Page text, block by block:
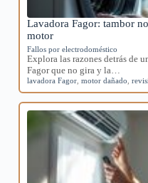
Lavadora Fagor: tambor
motor
Fallos por electrodoméstico
Explora las razones detrás de
Fagor que no gira y la…
lavadora Fagor ,motor dañado ,